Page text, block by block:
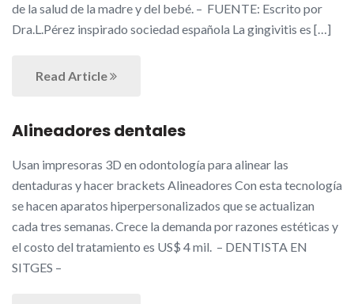
de la salud de la madre y del bebé. – FUENTE: Escrito por
Dra.L.Pérez inspirado sociedad española La gingivitis es […]
Read Article
Alineadores dentales
Usan impresoras 3D en odontología para alinear las
dentaduras y hacer brackets Alineadores Con esta tecnología
se hacen aparatos hiperpersonalizados que se actualizan
cada tres semanas. Crece la demanda por razones estéticas y
el costo del tratamiento es US$ 4 mil. – DENTISTA EN
SITGES –